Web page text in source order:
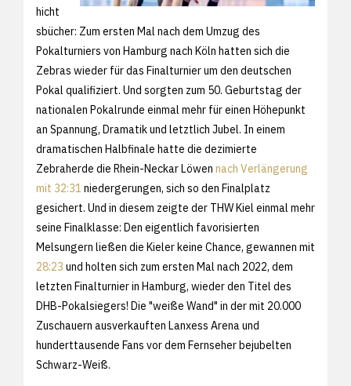
hicht
sbücher: Zum ersten Mal nach dem Umzug des
Pokalturniers von Hamburg nach Köln hatten sich die
Zebras wieder für das Finalturnier um den deutschen
Pokal qualifiziert. Und sorgten zum 50. Geburtstag der
nationalen Pokalrunde einmal mehr für einen Höhepunkt
an Spannung, Dramatik und letztlich Jubel. In einem
dramatischen Halbfinale hatte die dezimierte
Zebraherde die Rhein-Neckar Löwen nach Verlängerung
mit 32:31 niedergerungen, sich so den Finalplatz
gesichert. Und in diesem zeigte der THW Kiel einmal mehr
seine Finalklasse: Den eigentlich favorisierten
Melsungern ließen die Kieler keine Chance, gewannen mit
28:23 und holten sich zum ersten Mal nach 2022, dem
letzten Finalturnier in Hamburg, wieder den Titel des
DHB-Pokalsiegers! Die "weiße Wand" in der mit 20.000
Zuschauern ausverkauften Lanxess Arena und
hunderttausende Fans vor dem Fernseher bejubelten
Schwarz-Weiß.